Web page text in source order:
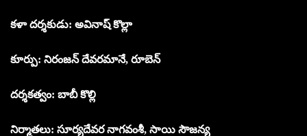
కళా దర్శకుడు: అవినాష్ కొల్లా
కూర్పు: నిరంజన్ దేవరమానే, రూబెన్
దర్శకత్వం: బాబీ కొల్లి
నిర్మాతలు: సూర్యదేవర నాగవంశీ, సాయి సౌజన్య